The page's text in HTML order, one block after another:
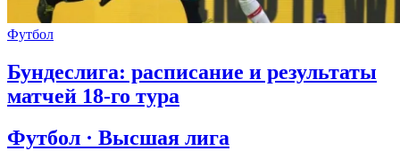
Футбол
Бундеслига: расписание и результаты
матчей 18-го тура
Футбол · Высшая лига